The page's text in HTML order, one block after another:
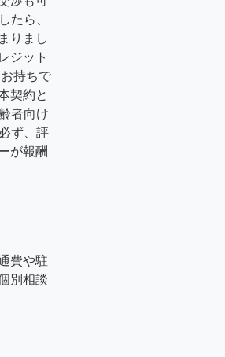
たら、
りまし
ジット
持ちで
契約と
者向け
ず、評
が報酬
費や駐
別相談